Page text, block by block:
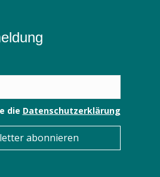
die Datenschutzerklärung
abonnieren